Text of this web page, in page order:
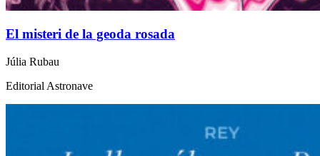
El misteri de la geoda rosada
Júlia Rubau
Editorial Astronave